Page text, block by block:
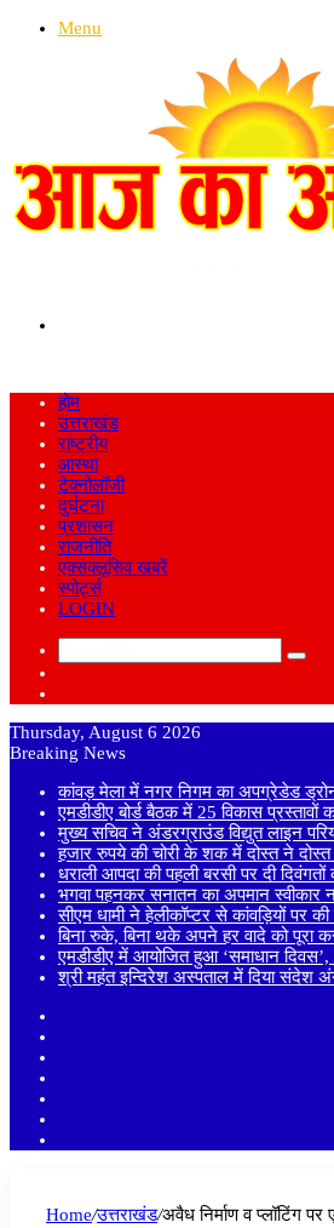
Menu
होम
उत्तराखंड
राष्ट्रीय
आस्था
टेक्नोलॉजी
दुर्घटना
प्रशासन
राजनीति
एक्सक्लूसिव खबरें
स्पोर्ट्स
LOGIN
Thursday, August 6 2026
Breaking News
कांवड़ मेला में नगर निगम का अपग्रेडेड
एमडीडीए बोर्ड बैठक में 25 विकास प्रस्तावों
मुख्य सचिव ने अंडरग्राउंड विद्युत लाइन
हजार रुपये की चोरी के शक में दोस्त ने
धराली आपदा की पहली बरसी पर दी दिवंगतों
भगवा पहनकर सनातन का अपमान स्वीकार
सीएम धामी ने हेलीकॉप्टर से कांवड़ियों पर की
बिना रुके, बिना थके अपने हर वादे को पूरा
एमडीडीए में आयोजित हुआ ‘समाधान
श्री महंत इन्दिरेश अस्पताल में दिया संदेश
Home/उत्तराखंड/अवैध निर्माण व प्लॉटिंग